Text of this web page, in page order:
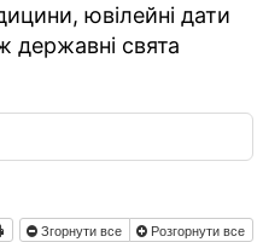
ювілейні дати
державні свята
Згорнути все Розгорнути все